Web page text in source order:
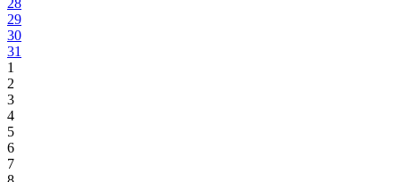
28
29
30
31
1
2
3
4
5
6
7